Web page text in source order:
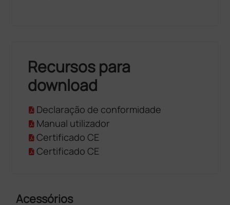
Recursos para
download
Declaração de conformidade
Manual utilizador
Certificado CE
Certificado CE
Acessórios